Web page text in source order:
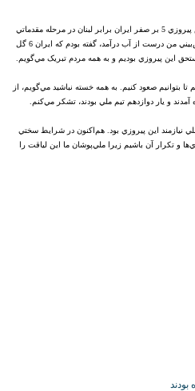
محمد رويانيان در گفت‌وگو با فارس، در خصوص پيروزي 5 بر صفر ايران برابر لبنان در مرحله مقدماتي
جام ملت‌هاي آسيا عنوان کرد: خوشحالم که پيش‌بيني من درست از آب درآمد، گفته بودم که ايران 6 گل
اين پيروزي بوديم و به همه مردم تبريک مي‌گويم.
تا بتوانيم صعود کنيم. به همه خسته نباشيد مي‌گويم، از
و يار دوازدهم تيم ملي بودند، تشکر مي‌کنم.
نيازمند اين پيروزي بود. هم‌اکنون در شرايط سختي
و تکرار آن باشيم زيرا ملي‌پوشان ما اين لياقت را
بودند